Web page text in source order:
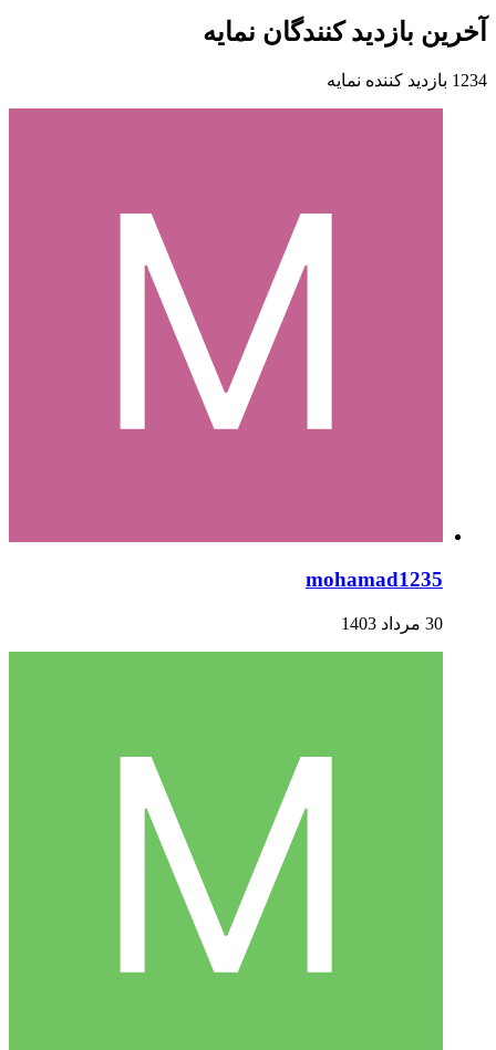
آخرین بازدید کنندگان نمایه
1234 بازدید کننده نمایه
mohamad1235
30 مرداد 1403